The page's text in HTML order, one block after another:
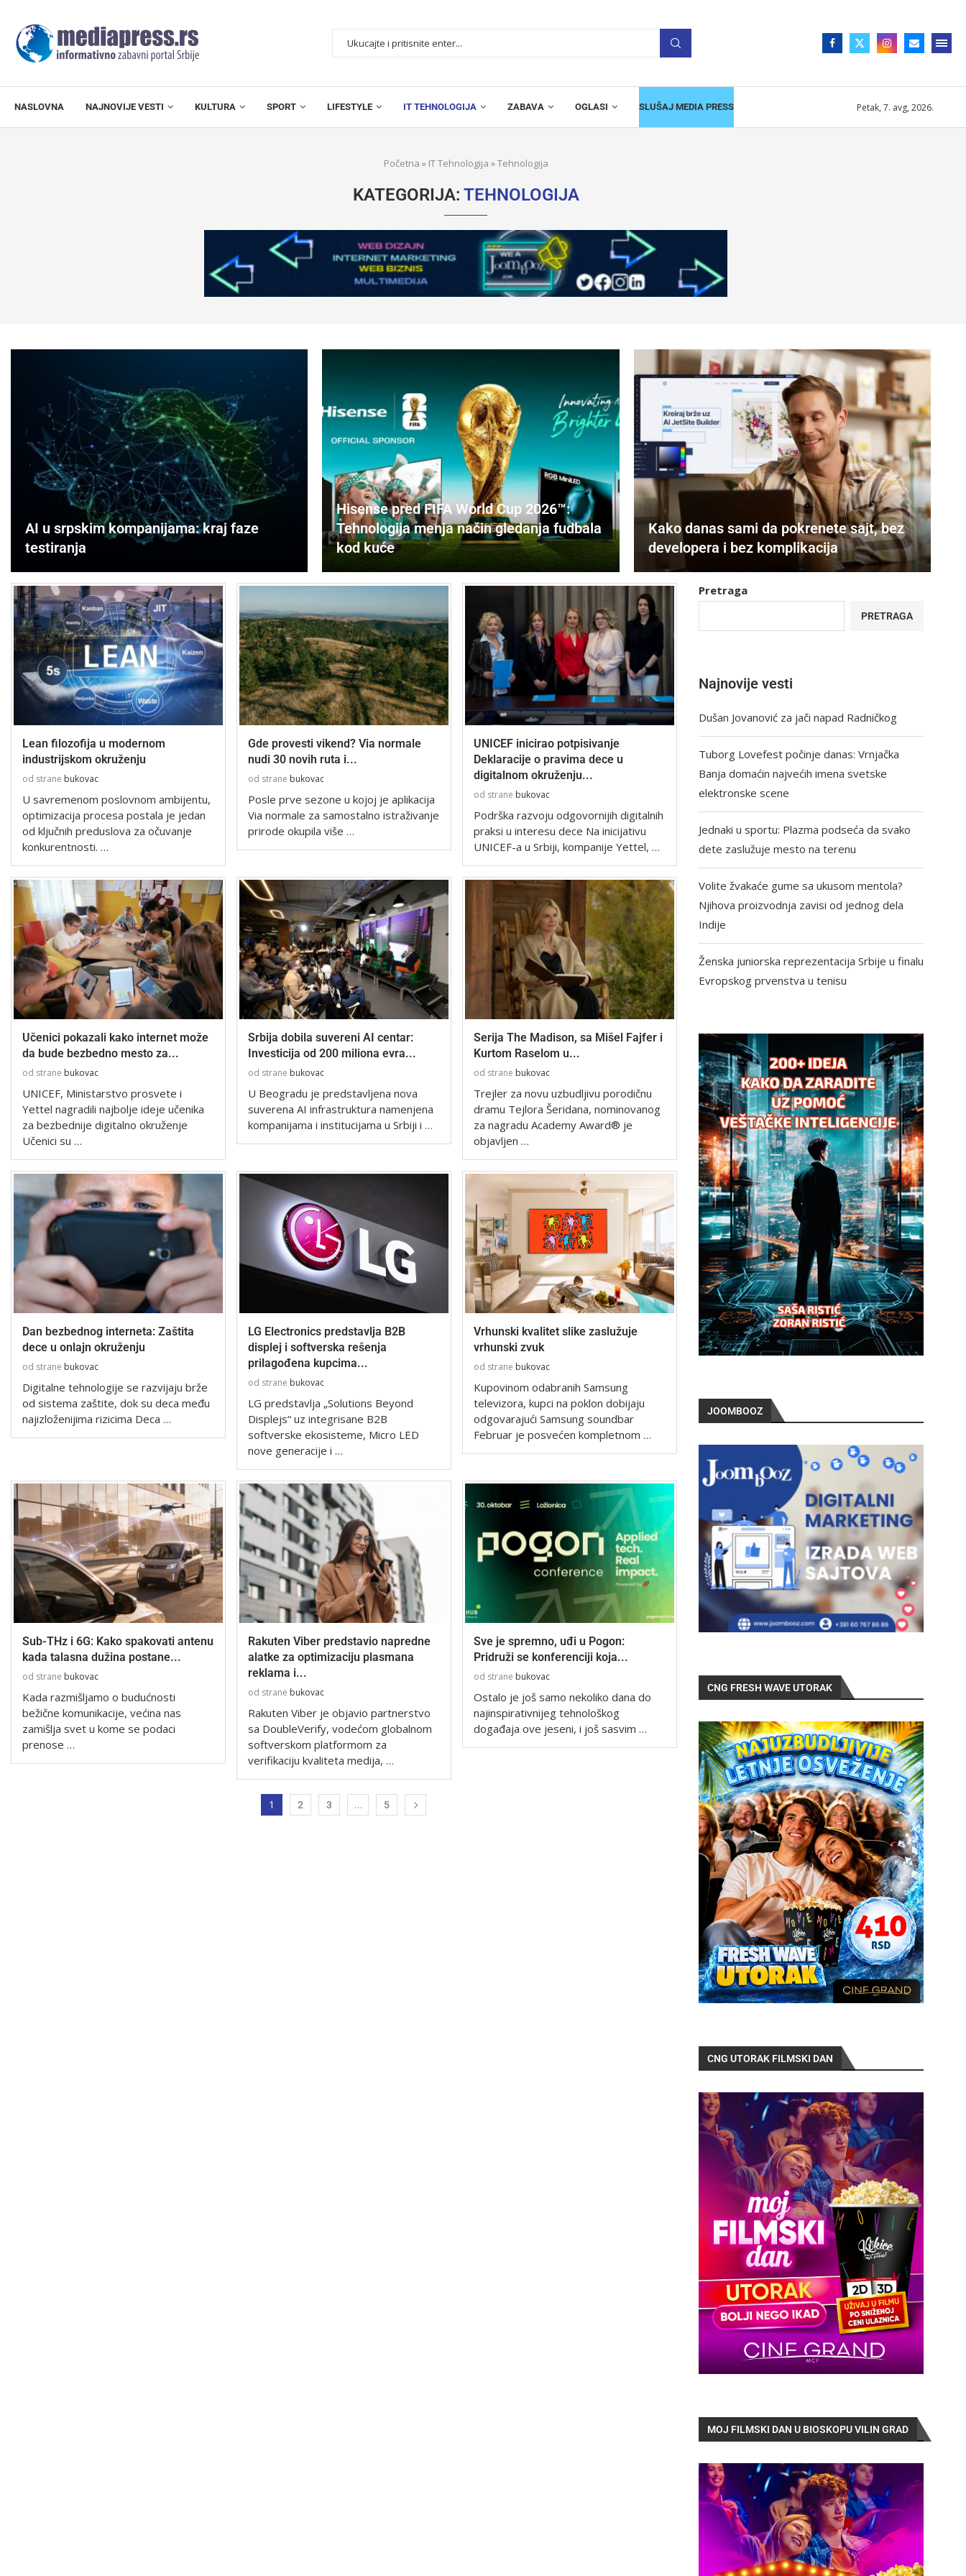
NASLOVNA NAJNOVIJE VESTI KULTURA SPORT LIFESTYLE IT TEHNOLOGIJA ZABAVA OGLASI SLUŠAJ MEDIA PRESS Petak, 7. avg, 2026.
Početna » IT Tehnologija »Tehnologija
KATEGORIJA: TEHNOLOGIJA
AI u srpskim kompanijama: kraj faze
testiranja
Hisense pred FIFA World Cup 2026™:
Tehnologija menja način gledanja fudbala
kod kuće
Kako danas sami da pokrenete sajt, bez
developera i bez komplikacija
Lean filozofija u modernom
industrijskom okruženju
od strane bukovac
U savremenom poslovnom ambijentu,
optimizacija procesa postala je jedan
od ključnih preduslova za očuvanje
konkurentnosti. …
Gde provesti vikend? Via normale
nudi 30 novih ruta i...
od strane bukovac
Posle prve sezone u kojoj je aplikacija
Via normale za samostalno istraživanje
prirode okupila više …
UNICEF inicirao potpisivanje
Deklaracije o pravima dece u
digitalnom okruženju...
od strane bukovac
Podrška razvoju odgovornijih digitalnih
praksi u interesu dece Na inicijativu
UNICEF-a u Srbiji, kompanije Yettel, …
Učenici pokazali kako internet može
da bude bezbedno mesto za...
od strane bukovac
UNICEF, Ministarstvo prosvete i
Yettel nagradili najbolje ideje učenika
za bezbednije digitalno okruženje
Učenici su …
Srbija dobila suvereni AI centar:
Investicija od 200 miliona evra...
od strane bukovac
U Beogradu je predstavljena nova
suverena AI infrastruktura namenjena
kompanijama i institucijama u Srbiji i …
Serija The Madison, sa Mišel Fajfer i
Kurtom Raselom u...
od strane bukovac
Trejler za novu uzbudljivu porodičnu
dramu Tejlora Šeridana, nominovanog
za nagradu Academy Award® je
objavljen …
Dan bezbednog interneta: Zaštita
dece u onlajn okruženju
od strane bukovac
Digitalne tehnologije se razvijaju brže
od sistema zaštite, dok su deca među
najizloženijima rizicima Deca …
LG Electronics predstavlja B2B
displej i softverska rešenja
prilagođena kupcima...
od strane bukovac
LG predstavlja „Solutions Beyond
Displejs“ uz integrisane B2B
softverske ekosisteme, Micro LED
nove generacije i …
Vrhunski kvalitet slike zaslužuje
vrhunski zvuk
od strane bukovac
Kupovinom odabranih Samsung
televizora, kupci na poklon dobijaju
odgovarajući Samsung soundbar
Februar je posvećen kompletnom …
Sub-THz i 6G: Kako spakovati antenu
kada talasna dužina postane...
od strane bukovac
Kada razmišljamo o budućnosti
bežične komunikacije, većina nas
zamišlja svet u kome se podaci
prenose …
Rakuten Viber predstavio napredne
alatke za optimizaciju plasmana
reklama i...
od strane bukovac
Rakuten Viber je objavio partnerstvo
sa DoubleVerify, vodećom globalnom
softverskom platformom za
verifikaciju kvaliteta medija, …
Sve je spremno, uđi u Pogon:
Pridruži se konferenciji koja...
od strane bukovac
Ostalo je još samo nekoliko dana do
najinspirativnijeg tehnološkog
događaja ove jeseni, i još sasvim …
1 2 3 … 5
Pretraga
PRETRAGA
Najnovije vesti
Dušan Jovanović za jači napad Radničkog
Tuborg Lovefest počinje danas: Vrnjačka
Banja domaćin najvećih imena svetske
elektronske scene
Jednaki u sportu: Plazma podseća da svako
dete zaslužuje mesto na terenu
Volite žvakaće gume sa ukusom mentola?
Njihova proizvodnja zavisi od jednog dela
Indije
Ženska juniorska reprezentacija Srbije u finalu
Evropskog prvenstva u tenisu
JOOMBOOZ
CNG FRESH WAVE UTORAK
CNG UTORAK FILMSKI DAN
MOJ FILMSKI DAN U BIOSKOPU VILIN GRAD